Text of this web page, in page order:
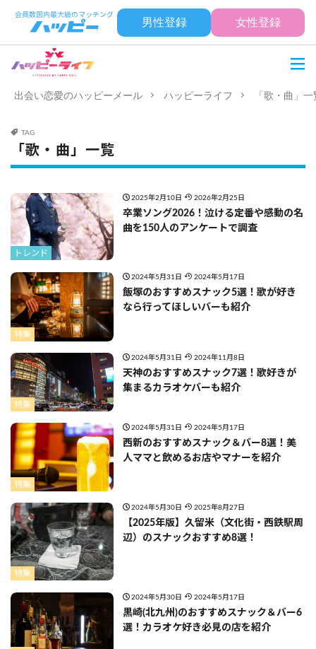
男性登録 女性登録
出会い恋愛のハッピーメール ハッピーライフ 「歌・曲」一
TAG
「歌・曲」一覧
トレンド
2025年2月10日 2026年2月25日
卒業ソング2026！泣ける定番や感動の名
曲を150人のアンケートで調査
特集
2024年5月31日 2024年5月17日
飯塚のおすすめスナック5選！歌が好き
なら行ってほしいバーも紹介
特集
2024年5月31日 2024年11月8日
天神のおすすめスナック7選！歌好きが
集まるカラオケバーも紹介
特集
2024年5月31日 2024年5月17日
西新のおすすめスナック＆バー8選！美
人ママと飲めるお店やマナーを紹介
特集
2024年5月30日 2025年8月27日
【2025年版】久留米（文化街・西鉄駅周
辺）のスナックおすすめ8選！
2024年5月30日 2024年5月17日
黒崎(北九州)のおすすめスナック＆バー6
選！カラオケ好き必見の店を紹介